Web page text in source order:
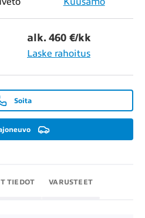
alk. 460 €/kk
Laske rahoitus
Soita
TIEDOT VARUSTEET